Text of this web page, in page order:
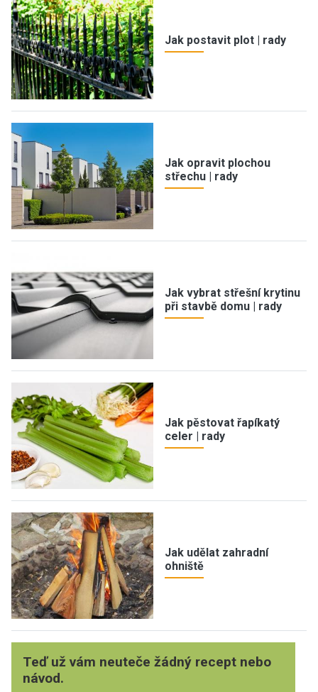
Jak postavit plot | rady
Jak opravit plochou
střechu | rady
Jak vybrat střešní krytinu
při stavbě domu | rady
Jak pěstovat řapíkatý
celer | rady
Jak udělat zahradní
ohniště
Teď už vám neuteče žádný recept nebo
návod.